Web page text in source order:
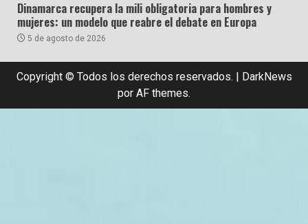
Dinamarca recupera la mili obligatoria para hombres y
mujeres: un modelo que reabre el debate en Europa
5 de agosto de 2026
Copyright © Todos los derechos reservados. | DarkNews
por AF themes.